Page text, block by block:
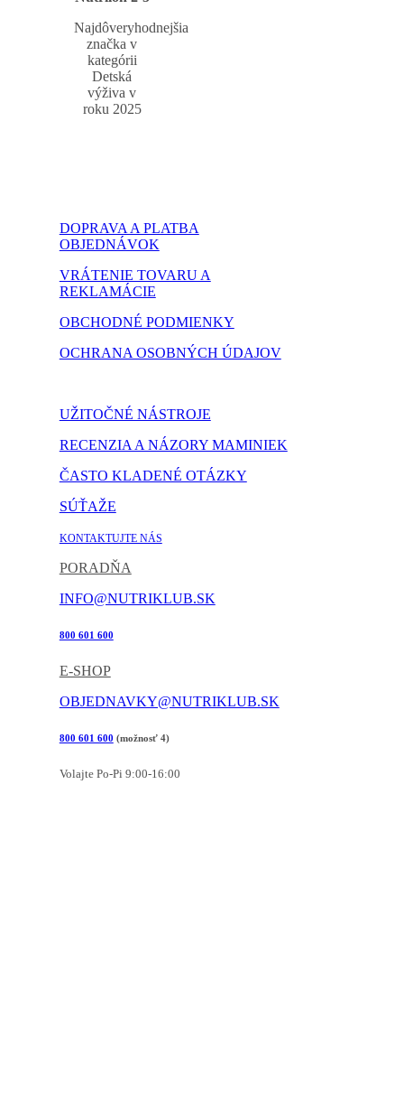
Najdôveryhodnejšia
značka v
kategórii
Detská
výživa v
roku 2025
DOPRAVA A PLATBA
OBJEDNÁVOK
VRÁTENIE TOVARU A
REKLAMÁCIE
OBCHODNÉ PODMIENKY
OCHRANA OSOBNÝCH ÚDAJOV
UŽITOČNÉ NÁSTROJE
RECENZIA A NÁZORY MAMINIEK
ČASTO KLADENÉ OTÁZKY
SÚŤAŽE
KONTAKTUJTE NÁS
PORADŇA
INFO@NUTRIKLUB.SK
800 601 600
E-SHOP
OBJEDNAVKY@NUTRIKLUB.SK
800 601 600 (možnosť 4)
Volajte Po-Pi 9:00-16:00